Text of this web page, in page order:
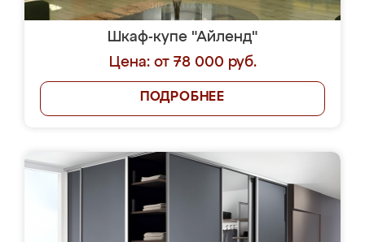
Шкаф-купе "Айленд"
Цена: от 78 000 руб.
ПОДРОБНЕЕ